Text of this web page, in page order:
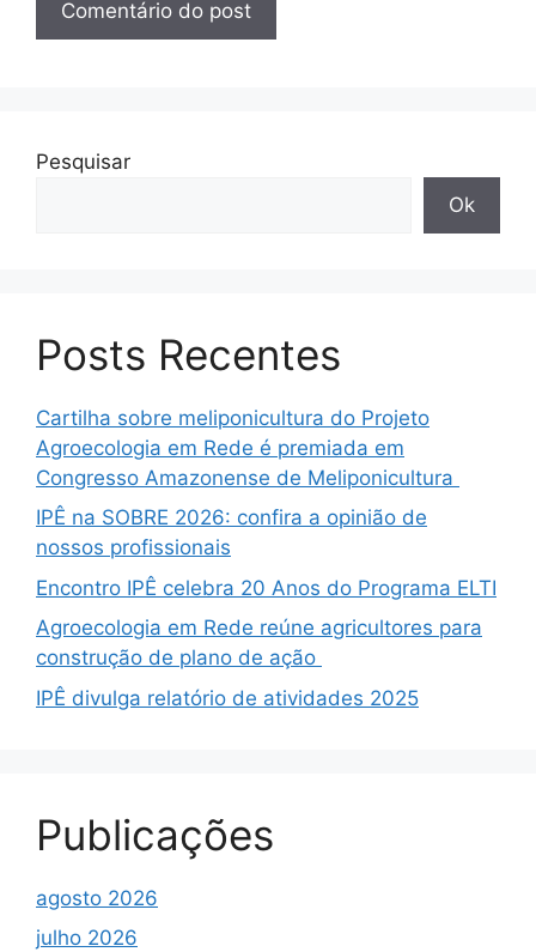
Pesquisar
Ok
Posts Recentes
Cartilha sobre meliponicultura do Projeto
Agroecologia em Rede é premiada em
Congresso Amazonense de Meliponicultura
IPÊ na SOBRE 2026: confira a opinião de
nossos profissionais
Encontro IPÊ celebra 20 Anos do Programa ELTI
Agroecologia em Rede reúne agricultores para
construção de plano de ação
IPÊ divulga relatório de atividades 2025
Publicações
agosto 2026
julho 2026